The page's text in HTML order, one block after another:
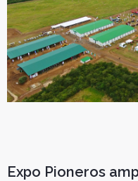
Expo Pioneros